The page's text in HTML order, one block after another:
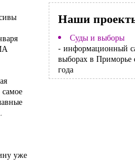
уже
Наши
Суды и выборы
- информационный
выборах в Приморье
года